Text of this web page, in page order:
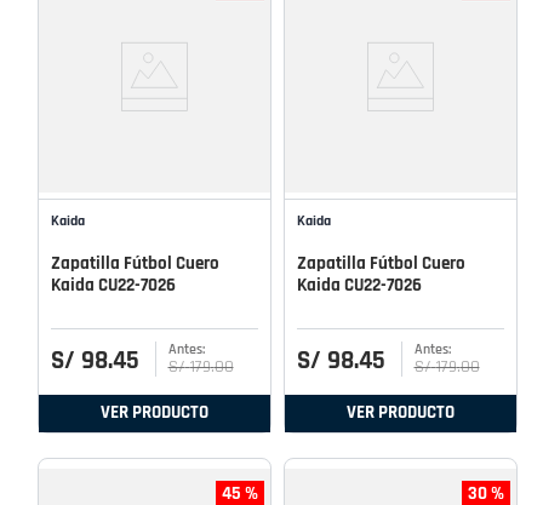
Kaida
Zapatilla Fútbol Cuero
Kaida CU22-7026
S/ 98.45 S/ 179.00
VER PRODUCTO
Kaida
Zapatilla Fútbol Cuero
Kaida CU22-7026
S/ 98.45 S/ 179.00
VER PRODUCTO
45 % 30 %